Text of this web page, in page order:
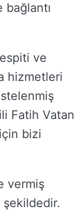
bağlantı
ve
hizmetleri
Fatih Vatan
bizi
vermiş
şekildedir.